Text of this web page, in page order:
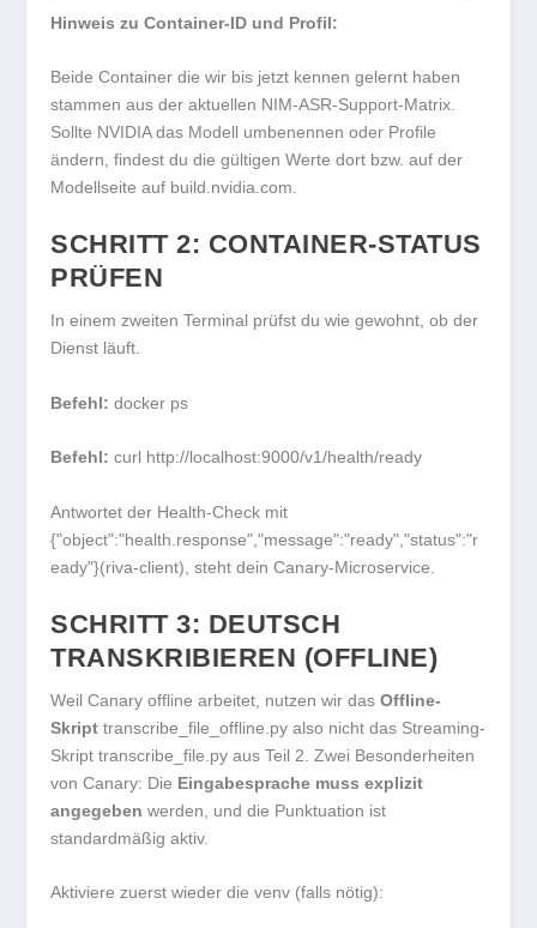
Hinweis zu Container-ID und Profil:
Beide Container die wir bis jetzt kennen gelernt haben
stammen aus der aktuellen NIM-ASR-Support-Matrix.
Sollte NVIDIA das Modell umbenennen oder Profile
ändern, findest du die gültigen Werte dort bzw. auf der
Modellseite auf build.nvidia.com
SCHRITT 2: CONTAINER-STATUS
PRÜFEN
In einem zweiten Terminal prüfst du wie gewohnt, ob der
Dienst läuft.
Befehl: docker ps
Befehl: curl http://localhost:9000/v1/health/ready
Antwortet der Health-Check mit
{"object":"health.response","message":"ready","status":"r
eady"}(riva-client) , steht dein Canary-Microservice.
SCHRITT 3: DEUTSCH
TRANSKRIBIEREN (OFFLINE)
Weil Canary offline arbeitet, nutzen wir dasOffline-
Skript transcribe_file_offline.py also nicht das Streaming-
Skripttranscribe_file.py aus Teil 2. Zwei Besonderheiten
von Canary: Die Eingabesprache muss explizit
angegeben werden, und die Punktuation ist
standardmäßig aktiv.
Aktiviere zuerst wieder die venv (falls nötig):